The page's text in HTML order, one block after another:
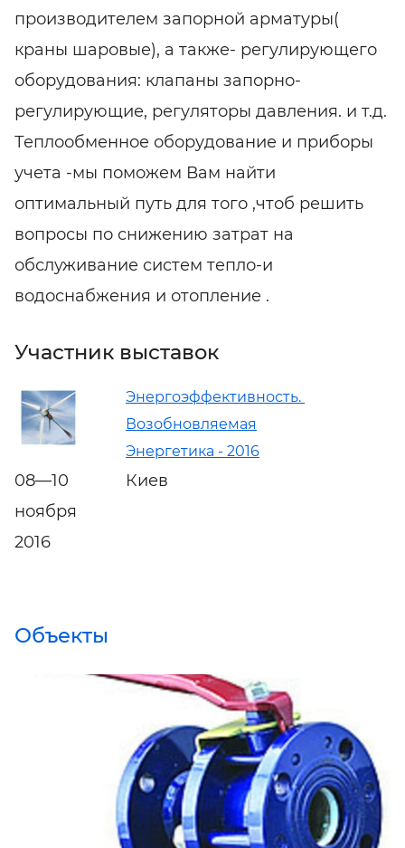
производителем запорной арматуры(
краны шаровые), а также- регулирующего
оборудования: клапаны запорно-
регулирующие, регуляторы давления. и т.д.
Теплообменное оборудование и приборы
учета -мы поможем Вам найти
оптимальный путь для того ,чтоб решить
вопросы по снижению затрат на
обслуживание систем тепло-и
водоснабжения и отопление .
Участник выставок
Энергоэффективность.
Возобновляемая
Энергетика - 2016
08—10
ноября
2016
Киев
Объекты